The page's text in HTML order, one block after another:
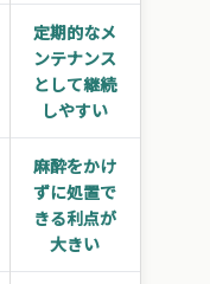
定期的なメ
ンテナンス
として継続
しやすい
麻酔をかけ
ずに処置で
きる利点が
大きい